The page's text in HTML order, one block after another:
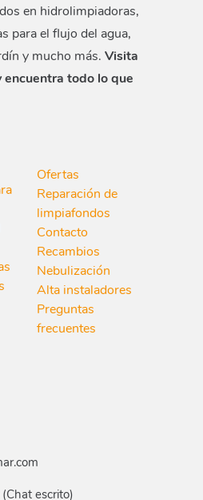
en hidrolimpiadoras,
para el flujo del agua,
y mucho más. Visita
todo lo que
Ofertas
Reparación de
limpiafondos
Contacto
Recambios
Nebulización
Alta instaladores
Preguntas
frecuentes
escrito)